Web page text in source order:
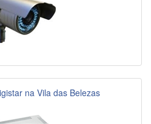
na Vila das Belezas